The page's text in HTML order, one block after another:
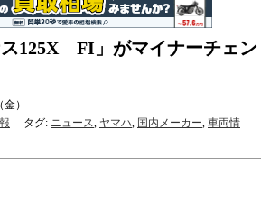
125X FI」がマイナーチェン
）
タグ: ニュース, ヤマハ, 国内メーカー, 車両情